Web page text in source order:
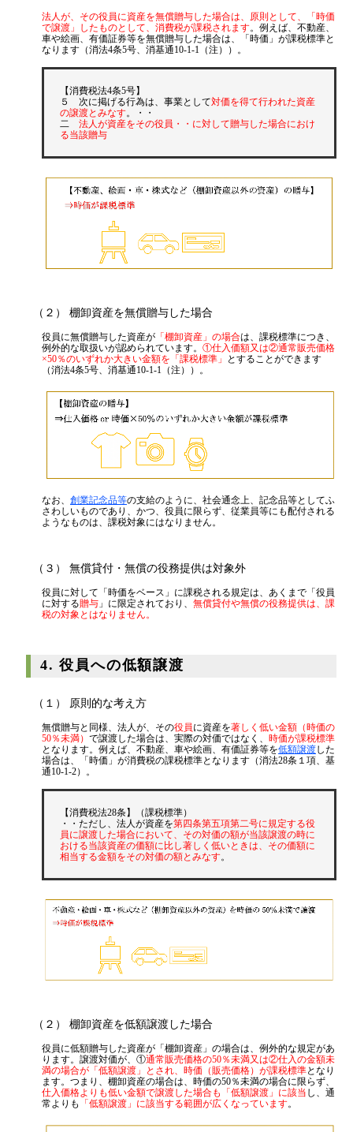
所得税
法人税
消費税
源泉所得税
その他
法人が、その役員に資産を無償贈与した場合は、原則として、「時価
で譲渡」したものとして、消費税が課税されます。例えば、不動産、
車や絵画、有価証券等を無償贈与した場合は、「時価」が課税標準と
なります（消法4条5号、消基通10-1-1（注））。
【消費税法4条5号】
５ 次に掲げる行為は、事業として対価を得て行われた資産
の譲渡とみなす。・・
二 法人が資産をその役員・・に対して贈与した場合におけ
る当該贈与
（２） 棚卸資産を無償贈与した場合
役員に無償贈与した資産が 「棚卸資産」の場合は、課税標準につき、
例外的な取扱いが認められています。 ①仕入価額又は②通常販売価格
×50％のいずれか大きい金額を「課税標準」
とすることができます
（消法4条5号、消基通10-1-1（注））。
なお、 創業記念品等の支給のように、社会通念上、記念品等としてふ
さわしいものであり、かつ、役員に限らず、従業員等にも配付される
ようなものは、課税対象にはなりません。
（３） 無償貸付・無償の役務提供は対象外
役員に対して「時価をベース」に課税される規定は、あくまで「役員
に対する贈与 」に限定されており、 無償貸付や無償の役務提供は、課
税の対象とはなりません。
4. 役員への低額譲渡
（１） 原則的な考え方
無償贈与と同様、法人が、その役員に資産を著しく低い金額（時価の
50％未満） で譲渡した場合は、実際の対価ではなく、 時価が課税標準
となります。例えば、不動産、車や絵画、有価証券等を低額譲渡した
場合は、「時価」が消費税の課税標準となります（消法28条１項、基
通10-1-2）。
【消費税法28条】（課税標準）
・・ただし、法人が資産を第四条第五項第二号に規定する役
員に譲渡した場合において、その対価の額が当該譲渡の時に
おける当該資産の価額に比し著しく低いときは、その価額に
相当する金額をその対価の額とみなす。
（２） 棚卸資産を低額譲渡した場合
役員に低額贈与した資産が「棚卸資産」の場合は、例外的な規定があ
ります。譲渡対価が、①通常販売価格の50％未満又は②仕入の金額未
満の場合が「低額譲渡」とされ、時価（販売価格）が課税標準となり
ます。つまり、棚卸資産の場合は、時価の50％未満の場合に限らず、
仕入価格よりも低い金額で譲渡した場合も「低額譲渡」に該当 し、通
常よりも
「低額譲渡」に該当する範囲が広くなっています。